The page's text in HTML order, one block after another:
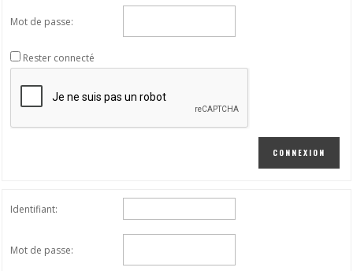
Mot de passe:
Rester connecté
CONNEXION
Identifiant:
Mot de passe: